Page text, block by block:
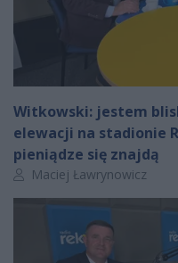
Witkowski: jestem
elewacji na stadionie
pieniądze się znajdą
Autor artykułu:
Maciej Ławrynowicz